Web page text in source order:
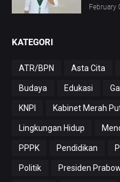
February
KATEGORI
ATR/BPN Asta Cita
Budaya Edukasi
KNPI Kabinet Merah
Lingkungan Hidup
PPPK Pendidikan
Politik Presiden